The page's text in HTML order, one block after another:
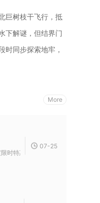
巨树枝干飞行，抵
下解谜，但结界门
时同步探索地牢，
More
时特惠礼包四大类，按照性价比从...
07-25